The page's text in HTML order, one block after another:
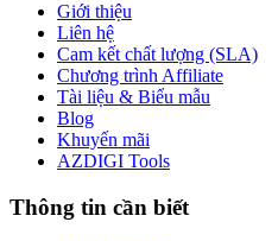
Giới thiệu
Liên hệ
Cam kết chất lượng (SLA)
Chương trình Affiliate
Tài liệu & Biểu mẫu
Blog
Khuyến mãi
AZDIGI Tools
Thông tin cần biết